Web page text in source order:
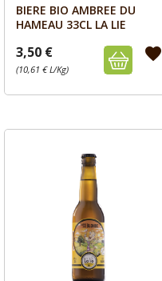
Aperçu
BIERE BIO AMBREE DU
HAMEAU 33CL LA LIE
3,50 €
(10,61 € L/Kg)
favorite